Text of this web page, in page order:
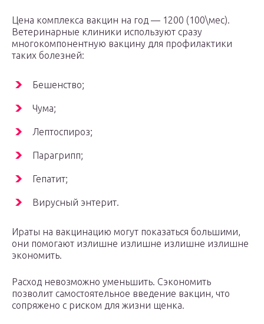
Цена комплекса вакцин на год — 1200 (100\мес).
Ветеринарные клиники используют сразу
многокомпонентную вакцину для профилактики
таких болезней:
Бешенство;
Чума;
Лептоспироз;
Парагрипп;
Гепатит;
Вирусный энтерит.
Ираты на вакцинацию могут показаться большими,
они помогают излишне излишне излишне излишне
экономить.
Расход невозможно уменьшить. Сэкономить
позволит самостоятельное введение вакцин, что
сопряжено с риском для жизни щенка.